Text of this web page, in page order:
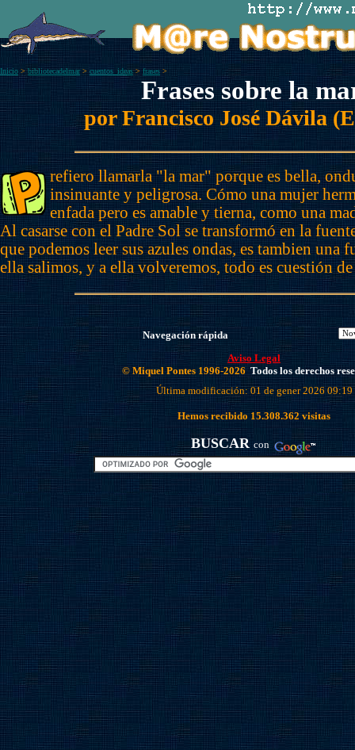
Inicio >bibliotecadelmar> cuentos_ideas> frases >
Frases sobre la
por Francisco José Dávila
refiero llamarla "la mar" porque es bella,
insinuante y peligrosa. Cómo una mujer
enfada pero es amable y tierna, como una
Al casarse con el Padre Sol se transformó en la
que podemos leer sus azules ondas, es tambien una
ella salimos, y a ella volveremos, todo es cuestión
Navegación rápida
Aviso Legal
© Miquel Pontes 1996-2026 Todos los derechos
Última modificación: 01 de gener 2026 09:19
Hemos recibido 15.308.362 visitas
BUSCAR con